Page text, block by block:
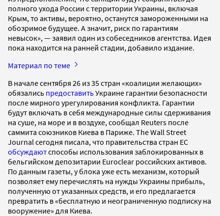
полного ухода России с территории Украины, включая
Крым, то активы, вероятно, останутся замороженными на
обозримое будущее. А значит, риск по гарантиям
невысок», — заявил один из собеседников агентства. Идея
пока находится на ранней стадии, добавило издание.
Материал по теме
В начале сентября 26 из 35 стран «коалиции желающих»
обязались предоставитьУкраине гарантии безопасности
после мирного урегулирования конфликта. Гарантии
будут включать в себя международные силы сдерживания
на суше, на море и в воздухе, сообщал Reuters после
саммита союзников Киева в Париже. The Wall Street
Journal сегодня писала, что правительства стран ЕС
обсуждаютспособы использования заблокированных в
бельгийском депозитарии Euroclear российских активов.
По данным газеты, у блока уже есть механизм, который
позволяет ему перечислять на нужды Украины прибыль,
полученную от указанных средств, и его предлагается
превратить в «бесплатную и неограниченную подписку на
вооружение» для Киева.